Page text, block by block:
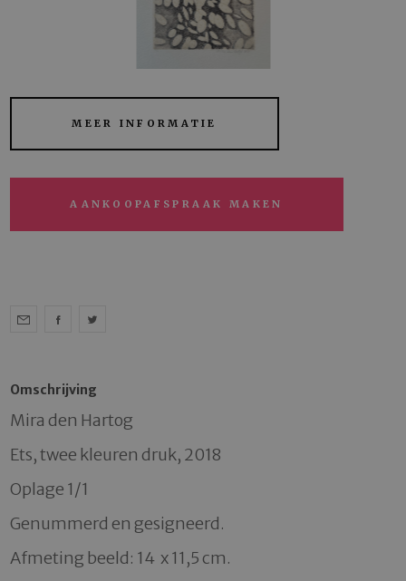
MEER INFORMATIE
AANKOOPAFSPRAAK MAKEN
Omschrijving
Mira den Hartog
Ets, twee kleuren druk, 2018
Oplage 1/1
Genummerd en gesigneerd.
Afmeting beeld: 14  x 11,5 cm.